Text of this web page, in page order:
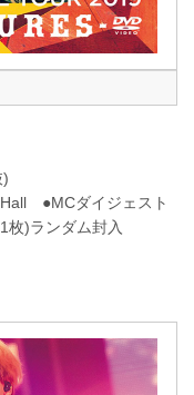
●MCダイジェスト
枚)ランダム封入